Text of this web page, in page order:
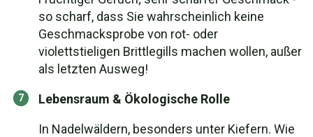
so scharf, dass Sie wahrscheinlich keine
Geschmacksprobe von rot- oder
violettstieligen Brittlegills machen wollen, außer
als letzten Ausweg!
Lebensraum & Ökologische Rolle
In Nadelwäldern, besonders unter Kiefern. Wie